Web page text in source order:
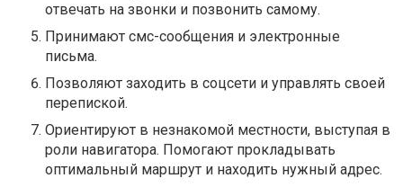
отвечать на звонки и позвонить самому.
Принимают смс-сообщения и электронные
письма.
Позволяют заходить в соцсети и управлять своей
перепиской.
Ориентируют в незнакомой местности, выступая в
роли навигатора. Помогают прокладывать
оптимальный маршрут и находить нужный адрес.